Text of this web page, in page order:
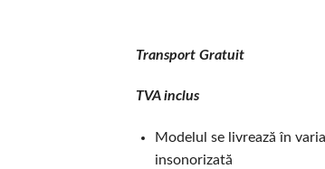
Transport Gratuit
TVA inclus
Modelul se livrează în
insonorizată